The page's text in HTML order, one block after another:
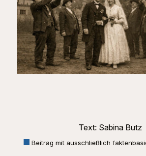
Text: Sabina Butz
Beitrag mit ausschließlich